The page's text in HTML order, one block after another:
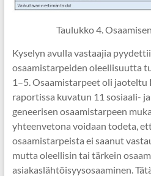
Taulukko 4.
Kyselyn avulla vastaajia
osaamistarpeiden oleellisuutta
1–5. Osaamistarpeet oli jaoteltu
raportissa kuvatun 11 sosiaali-
geneerisen osaamistarpeen
yhteenvetona voidaan todeta,
osaamistarpeista ei saanut
mutta oleellisin tai tärkein
asiakaslähtöisyysosaaminen.